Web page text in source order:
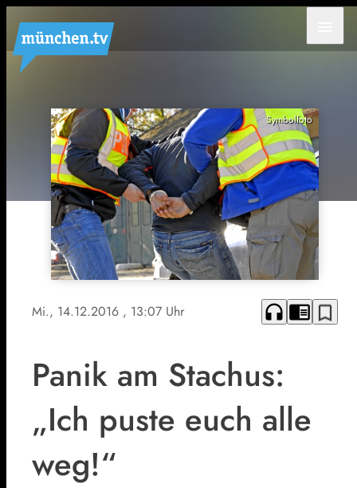
Symbolfoto
Mi., 14.12.2016 , 13:07 Uhr headphones chrome_reader_mode bookmark_border
Panik am Stachus:
„Ich puste euch alle
weg!“